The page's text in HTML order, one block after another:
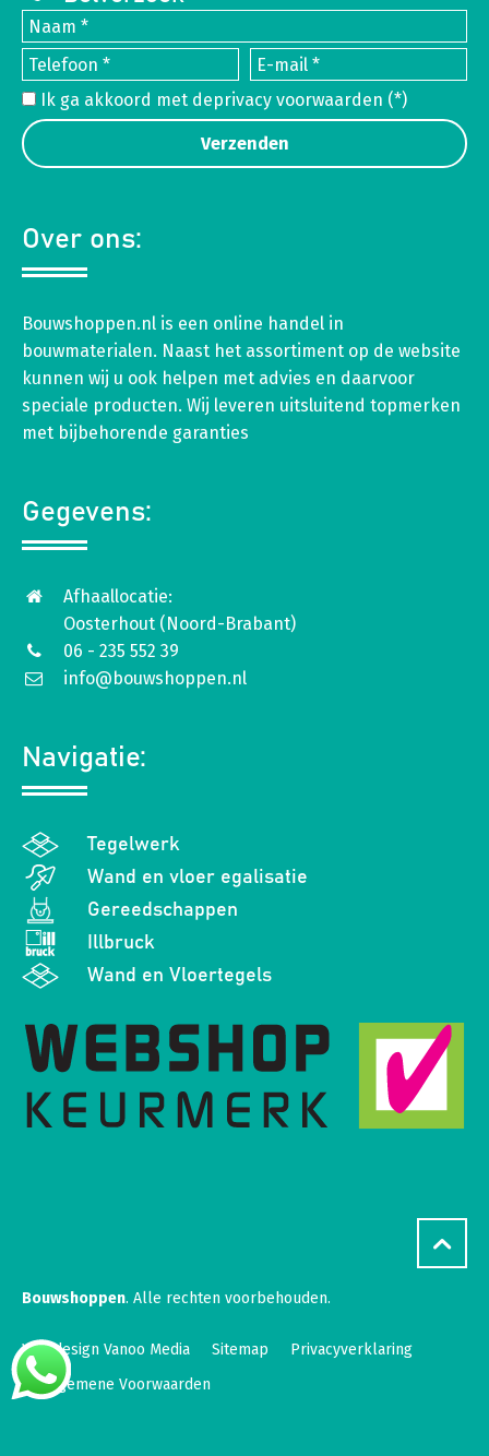
Ik ga akkoord met deprivacy voorwaarden (*)
Over ons:
Bouwshoppen.nl is een online handel in
bouwmaterialen. Naast het assortiment op de website
kunnen wij u ook helpen met advies en daarvoor
speciale producten. Wij leveren uitsluitend topmerken
met bijbehorende garanties
Gegevens:
Afhaallocatie:
Oosterhout (Noord-Brabant)
06 - 235 552 39
info@bouwshoppen.nl
Navigatie:
Tegelwerk
Wand en vloer egalisatie
Gereedschappen
Illbruck
Wand en Vloertegels
Bouwshoppen. Alle rechten voorbehouden.
Webdesign Vanoo Media Sitemap
Privacyverklaring
Algemene Voorwaarden